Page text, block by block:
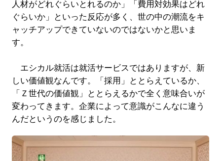
人材がどれぐらいとれるのか」「費用対効果はどれ
ぐらいか」といった反応が多く、世の中の潮流をキ
ャッチアップできていないのではないかと思いま
す。
エシカル就活は就活サービスではありますが、新
しい価値観なんです。「採用」ととらえているか、
「Ｚ世代の価値観」ととらえるかで全く意味合いが
変わってきます。企業によって意識がこんなに違う
んだというのを感じました。